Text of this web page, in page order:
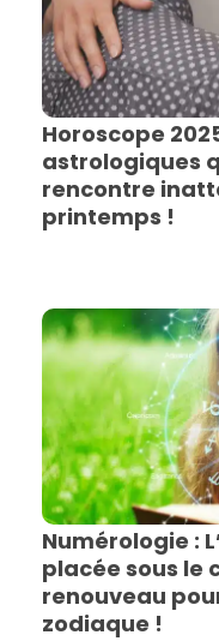
Horoscope
astrologiques
rencontre
printemps !
Numérologie :
placée sous le
renouveau
zodiaque !